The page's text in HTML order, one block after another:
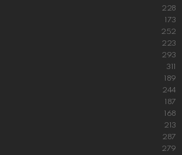
228
173
252
223
293
311
189
244
187
168
213
287
279